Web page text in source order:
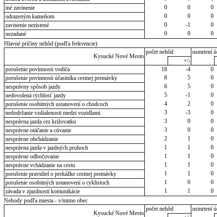
iné zavinenie
0 0
0
odrazeným kameňom
0 0
0
zavinenie nezistené
0 -1
0
nezadané
0 0
0
Hlavné príčiny nehôd (podľa frekvencie)
Kysucké Nové Mesto
počet nehôd
usmrtení
+/-
porušenie povinnosti vodiča
18 -4
0
porušenie povinnosti účastníka cestnej premávky
8 5
0
nesprávny spôsob jazdy
6 5
0
nedovolená rýchlosť jazdy
5 -1
0
porušenie osobitných ustanovení o chodcoch
4 2
0
nedodržanie vzdialenosti medzi vozidlami
3 -3
0
nesprávna jazda cez križovatku
3 0
0
nesprávne otáčanie a cúvanie
3 0
0
nesprávne obchádzanie
2 1
0
nesprávna jazda v jazdných pruhoch
1 1
0
nesprávne odbočovanie
1 1
0
nesprávne vchádzanie na cestu
1 1
0
porušenie pravidiel o prekážke cestnej premávky
1 1
0
porušenie osobitných ustanovení o cyklistoch
1 0
0
závada v zjazdnosti komunikácie
1 1
0
Nehody podľa miesta - v/mimo obec
Kysucké Nové Mesto
počet nehôd
usmrtení